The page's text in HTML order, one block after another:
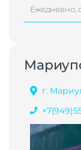
Ежедневно,
г.